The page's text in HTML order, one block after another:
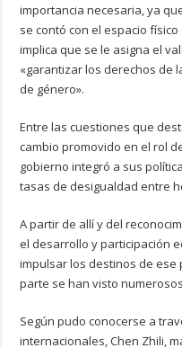
importancia necesaria, ya
se contó con el espacio
implica que se le asigna el
«garantizar los derechos de
de género».
Entre las cuestiones que
cambio promovido en el rol
gobierno integró a sus
tasas de desigualdad entre
A partir de allí y del
el desarrollo y participación
impulsar los destinos de ese
parte se han visto
Según pudo conocerse a
internacionales, Chen Zhili,